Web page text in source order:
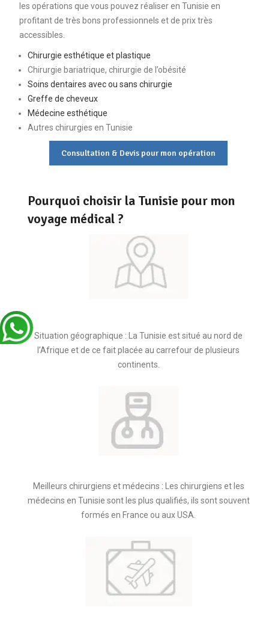
les opérations que vous pouvez réaliser en Tunisie en
profitant de très bons professionnels et de prix très
accessibles.
Chirurgie esthétique et plastique
Chirurgie bariatrique, chirurgie de l’obésité
Soins dentaires avec ou sans chirurgie
Greffe de cheveux
Médecine esthétique
Autres chirurgies en Tunisie
Consultation & Devis pour mon opération
Pourquoi choisir la Tunisie pour mon
voyage médical ?
Situation géographique : La Tunisie est situé au nord de
l’Afrique et de ce fait placée au carrefour de plusieurs
continents.
Meilleurs chirurgiens et médecins : Les chirurgiens et les
médecins en Tunisie sont les plus qualifiés, ils sont souvent
formés en France ou aux USA.